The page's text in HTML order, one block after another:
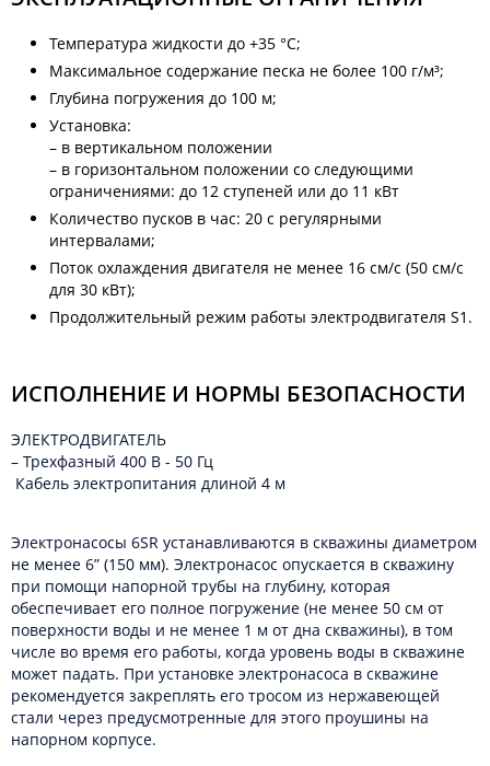
Температура жидкости до +35 °C;
Максимальное содержание песка не более 100 г/м³;
Глубина погружения до 100 м;
Установка:
– в вертикальном положении
– в горизонтальном положении со следующими
ограничениями: до 12 ступеней или до 11 кВт
Количество пусков в час: 20 с регулярными
интервалами;
Поток охлаждения двигателя не менее 16 см/с (50 см/с
для 30 кВт);
Продолжительный режим работы электродвигателя S1.
ИСПОЛНЕНИЕ И НОРМЫ БЕЗОПАСНОСТИ
ЭЛЕКТРОДВИГАТЕЛЬ
– Трехфазный 400 B - 50 Гц
Кабель электропитания длиной 4 м
Электронасосы 6SR устанавливаются в скважины диаметром
не менее 6” (150 мм). Электронасос опускается в скважину
при помощи напорной трубы на глубину, которая
обеспечивает его полное погружение (не менее 50 см от
поверхности воды и не менее 1 м от дна скважины), в том
числе во время его работы, когда уровень воды в скважине
может падать. При установке электронасоса в скважине
рекомендуется закреплять его тросом из нержавеющей
стали через предусмотренные для этого проушины на
напорном корпусе.